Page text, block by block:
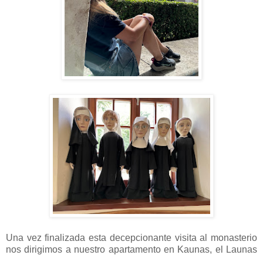
Una vez finalizada esta decepcionante visita al monasterio
nos dirigimos a nuestro apartamento en Kaunas, el Launas